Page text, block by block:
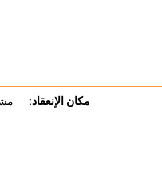
مكان الإنعقاد: